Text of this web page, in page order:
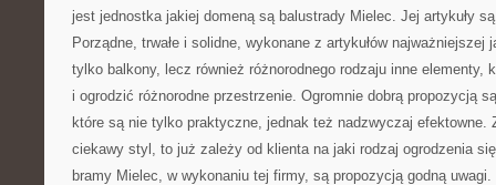
jest jednostka jakiej domeną są balustrady Mielec. Jej artykuły
Porządne, trwałe i solidne, wykonane z artykułów najważniejszej
tylko balkony, lecz również różnorodnego rodzaju inne elementy,
i ogrodzić różnorodne przestrzenie. Ogromnie dobrą propozycją
które są nie tylko praktyczne, jednak też nadzwyczaj efektowne.
ciekawy styl, to już zależy od klienta na jaki rodzaj ogrodzenia
bramy Mielec, w wykonaniu tej firmy, są propozycją godną